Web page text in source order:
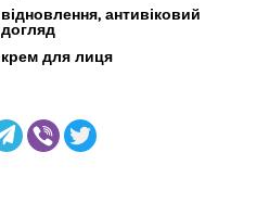
відновлення, антивіковий
догляд
крем для лиця